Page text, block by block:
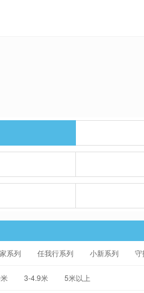
系列 任我行系列 小新系列 守
3-4.9米 5米以上